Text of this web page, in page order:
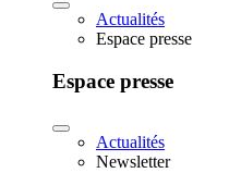
Actualités
Espace presse
Espace presse
Actualités
Newsletter